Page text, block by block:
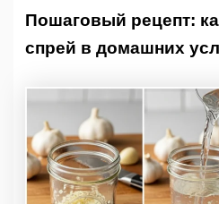
Пошаговый рецепт:
спрей в домашних